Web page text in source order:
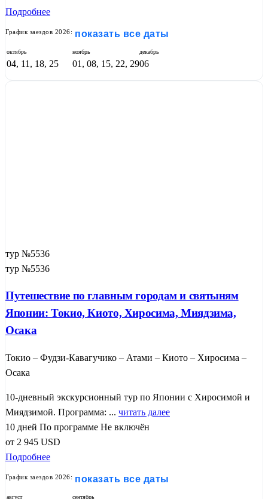
Подробнее
График заездов 2026: показать все даты
октябрь
04, 11, 18, 25
ноябрь
01, 08, 15, 22, 29
декабрь
06
тур №5536
тур №5536
Путешествие по главным городам и святыням
Японии: Токио, Киото, Хиросима, Миядзима,
Осака
Токио – Фудзи-Кавагучико – Атами – Киото – Хиросима –
Осака
10-дневный экскурсионный тур по Японии с Хиросимой и
Миядзимой. Программа: ... читать далее
10 дней По программе Не включён
от 2 945 USD
Подробнее
График заездов 2026: показать все даты
август сентябрь